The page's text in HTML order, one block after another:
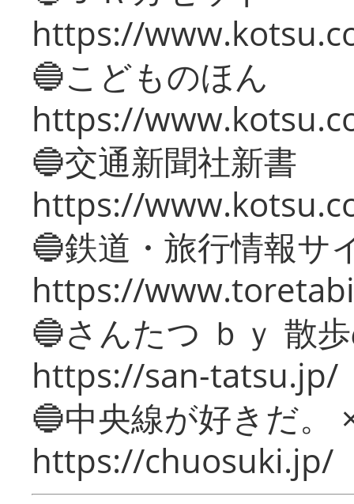
https://
🔵こどものほん
https://
🔵交通新聞社新書
https://
🔵鉄道・旅行情報サ
https://
🔵さんたつ ｂｙ 散
https://san-tatsu.jp/
🔵中央線が好きだ。
https://chuosuki.jp/